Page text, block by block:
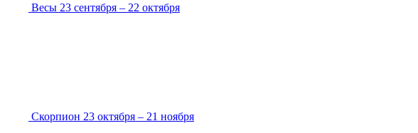
Весы 23 сентября – 22 октября
Скорпион 23 октября – 21 ноября